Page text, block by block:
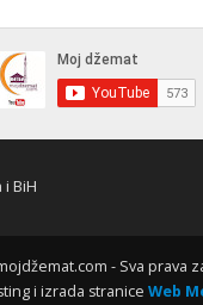
BiH
- Sva prava
i izrada stranice Web